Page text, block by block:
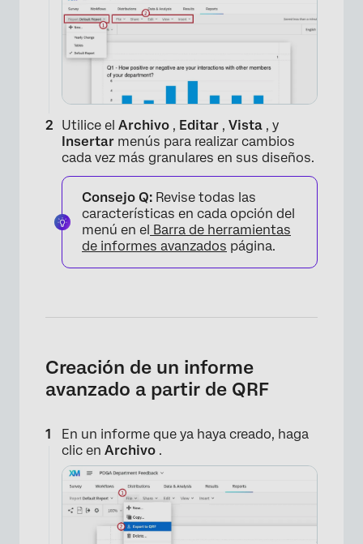
Utilice el Archivo , Editar , Vista , y
Insertar menús para realizar cambios
cada vez más granulares en sus diseños.
Consejo Q: Revise todas las
características en cada opción del
menú en el Barra de herramientas
de informes avanzados página.
Creación de un informe
avanzado a partir de QRF
En un informe que ya haya creado, haga
clic en Archivo .